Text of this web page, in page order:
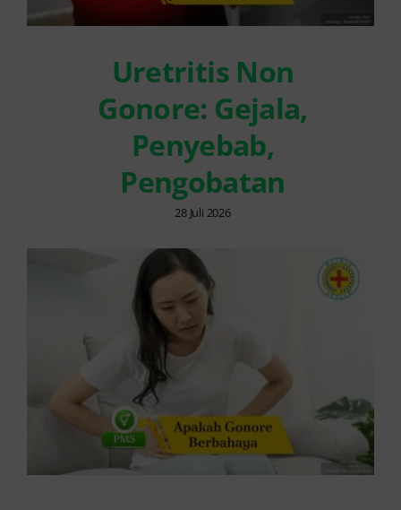
Uretritis Non
Gonore: Gejala,
Penyebab,
Pengobatan
28 Juli 2026